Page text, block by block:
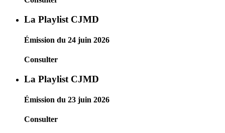
La Playlist CJMD
Émission du 24 juin 2026
Consulter
La Playlist CJMD
Émission du 23 juin 2026
Consulter